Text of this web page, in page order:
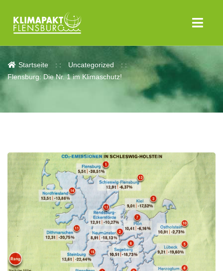
Aktuelles
Startseite
Uncategorized
Flensburg: Die Nr. 1 im Klimaschutz!